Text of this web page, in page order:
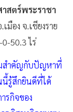
สตร์พระราชา
มือง จ.เชียงราย
50.3 ไร่
สำคัญกับปัญหาที่
นี้รู้สึกยินดีที่ได้
รกิจของ